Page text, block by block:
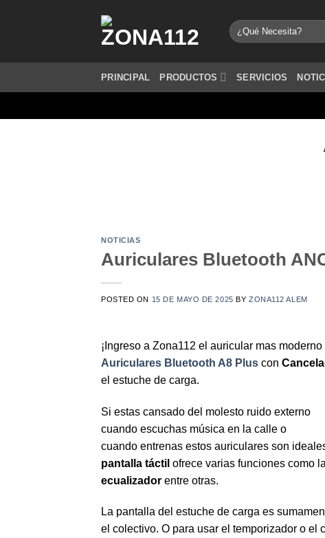
Buscar
por:
PRINCIPAL PRODUCTOS SERVICIOS
NOTICIAS
Auriculares Bluetooth
POSTED ON 15 DE MAYO DE 2025 BY ZONA112 ALEM
¡Ingreso a Zona112 el auricular mas
Auriculares Bluetooth A8 Plus con
el estuche de carga.
Si estas cansado del molesto ruido externo
cuando escuchas música en la calle o
cuando entrenas estos auriculares son
pantalla táctil ofrece varias funciones como la
ecualizador entre otras.
La pantalla del estuche de carga es
el colectivo. O para usar el temporizador o el